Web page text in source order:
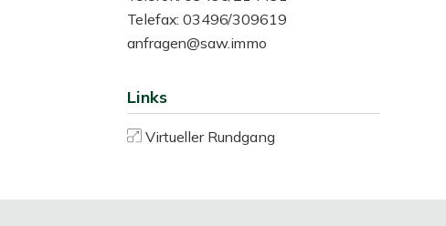
Telefax: 03496/309619
anfragen@saw.immo
Links
Virtueller Rundgang